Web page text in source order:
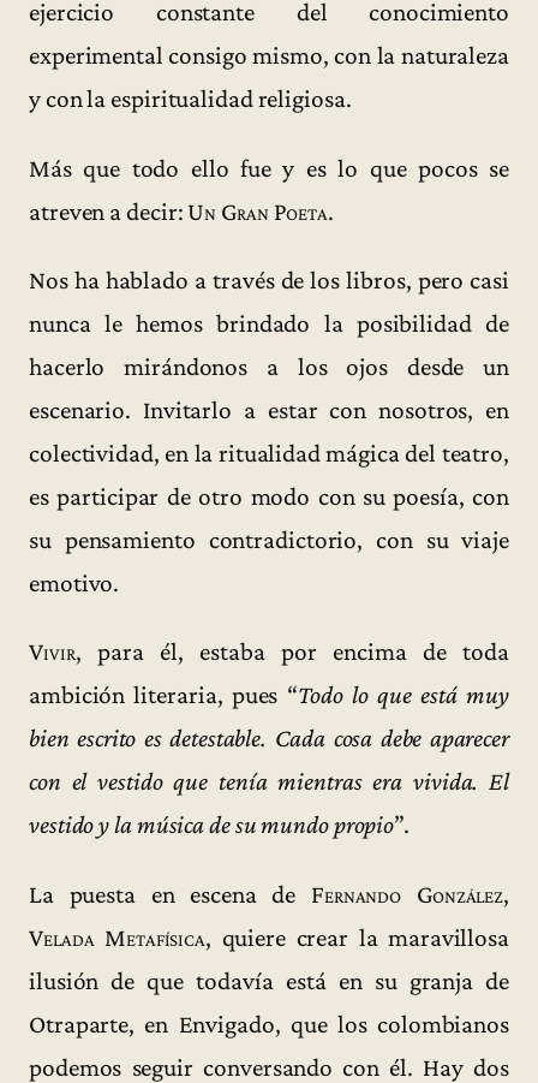
ejercicio constante del conocimiento
experimental consigo mismo, con la naturaleza
y con la espiritualidad religiosa.
Más que todo ello fue y es lo que pocos se
atreven a decir: Un Gran Poeta.
Nos ha hablado a través de los libros, pero casi
nunca le hemos brindado la posibilidad de
hacerlo mirándonos a los ojos desde un
escenario. Invitarlo a estar con nosotros, en
colectividad, en la ritualidad mágica del teatro,
es participar de otro modo con su poesía, con
su pensamiento contradictorio, con su viaje
emotivo.
Vivir, para él, estaba por encima de toda
ambición literaria, pues “Todo lo que está muy
bien escrito es detestable. Cada cosa debe aparecer
con el vestido que tenía mientras era vivida. El
vestido y la música de su mundo propio”.
La puesta en escena de Fernando González,
Velada Metafísica, quiere crear la maravillosa
ilusión de que todavía está en su granja de
Otraparte, en Envigado, que los colombianos
podemos seguir conversando con él. Hay dos